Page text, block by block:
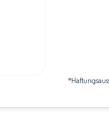
gemäß CC BY